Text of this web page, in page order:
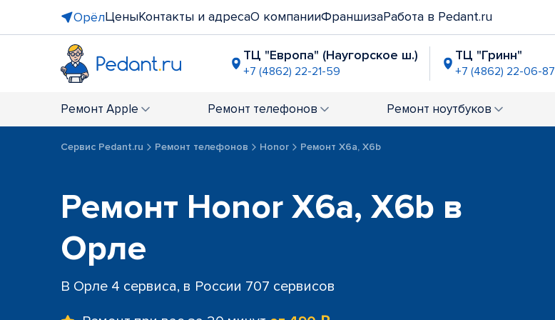
ОрёлЦеныКонтакты и адресаО компанииФраншизаРабота в Pedant.ru
ТЦ "Европа" (Наугорское ш.)
+7 (4862) 22-21-59
ТЦ "Гринн"
+7 (4862) 22-06-87
+7 (4862) 22-07-69
Ремонт Apple Ремонт телефонов Ремонт ноутбуков
Сервис Pedant.ru Ремонт телефонов Honor Ремонт X6a, X6b
Ремонт Honor X6a, X6b в
Орле
В Орле 4 сервиса, в России 707 сервисов